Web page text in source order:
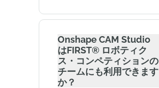
Onshape CAM Studio
はFIRST® ロボティク
ス・コンペティションの
チームにも利用できます
か？